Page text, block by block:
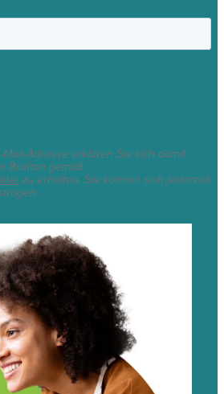
Adresse erklären Sie sich damit
Brafton gemäß
zu erhalten. Sie können sich jederzeit